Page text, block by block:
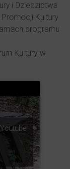
i Dziedzictwa
Kultury
programu
Kultury w